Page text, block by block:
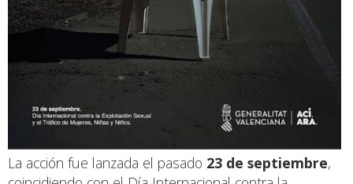
La acción fue lanzada el pasado 23 de septiembre,